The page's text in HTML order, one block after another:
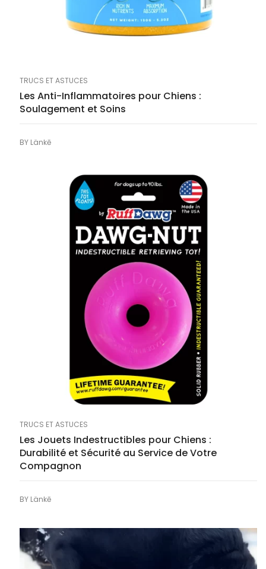
TRUCS ET ASTUCES
Les Anti-Inflammatoires pour Chiens :
Soulagement et Soins
BY Länkē
TRUCS ET ASTUCES
Les Jouets Indestructibles pour Chiens :
Durabilité et Sécurité au Service de Votre
Compagnon
BY Länkē